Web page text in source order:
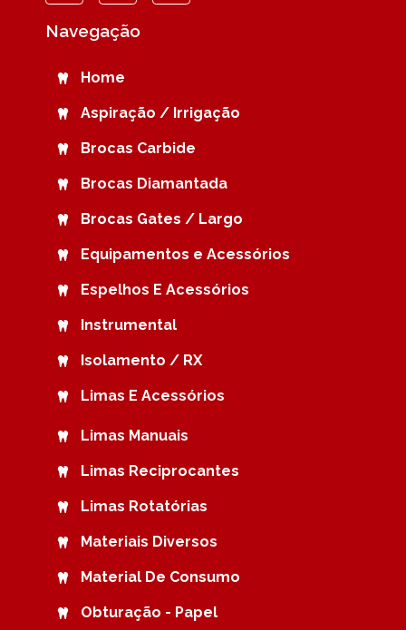
Navegação
Home
Aspiração / Irrigação
Brocas Carbide
Brocas Diamantada
Brocas Gates / Largo
Equipamentos e Acessórios
Espelhos E Acessórios
Instrumental
Isolamento / RX
Limas E Acessórios
Limas Manuais
Limas Reciprocantes
Limas Rotatórias
Materiais Diversos
Material De Consumo
Obturação - Papel